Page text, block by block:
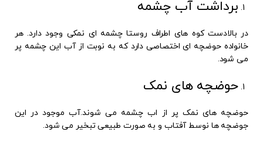
برداشت آب چشمه
در بالادست کوه های اطراف روستا چشمه ای نمکی وجود دارد. هر
خانواده حوضچه ای اختصاصی دارد که به نوبت از آب این چشمه پر
می شود.
حوضچه های نمک
حوضچه های نمک پر از اب چشمه می شوند.آب موجود در این
جوضچه ها نوسط آفتاب و به صورت طبیعی تبخیر می شود.